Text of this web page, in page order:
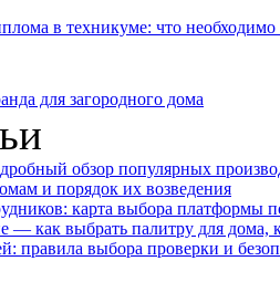
в техникуме: что необходимо
для загородного дома
обзор популярных
и порядок их возведения
карта выбора платформы
— как выбрать палитру для дома,
правила выбора проверки и